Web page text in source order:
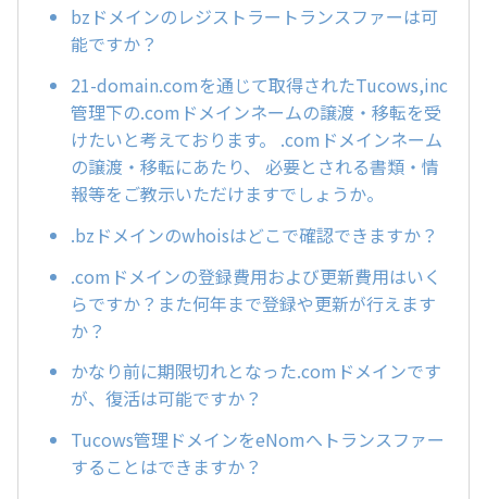
bzドメインのレジストラートランスファーは可
能ですか？
21-domain.comを通じて取得されたTucows,inc
管理下の.comドメインネームの譲渡・移転を受
けたいと考えております。 .comドメインネーム
の譲渡・移転にあたり、 必要とされる書類・情
報等をご教示いただけますでしょうか。
.bzドメインのwhoisはどこで確認できますか？
.comドメインの登録費用および更新費用はいく
らですか？また何年まで登録や更新が行えます
か？
かなり前に期限切れとなった.comドメインです
が、復活は可能ですか？
Tucows管理ドメインをeNomへトランスファー
することはできますか？